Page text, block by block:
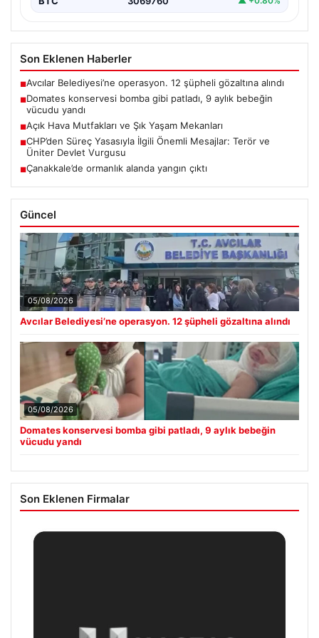
Son Eklenen Haberler
■Avcılar Belediyesi’ne operasyon. 12 şüpheli gözaltına alındı
■Domates konservesi bomba gibi patladı, 9 aylık bebeğin
vücudu yandı
■Açık Hava Mutfakları ve Şık Yaşam Mekanları
■CHP’den Süreç Yasasıyla İlgili Önemli Mesajlar: Terör ve
Üniter Devlet Vurgusu
■Çanakkale’de ormanlık alanda yangın çıktı
Güncel
05/08/2026
Avcılar Belediyesi’ne operasyon. 12 şüpheli gözaltına alındı
05/08/2026
Domates konservesi bomba gibi patladı, 9 aylık bebeğin
vücudu yandı
Son Eklenen Firmalar